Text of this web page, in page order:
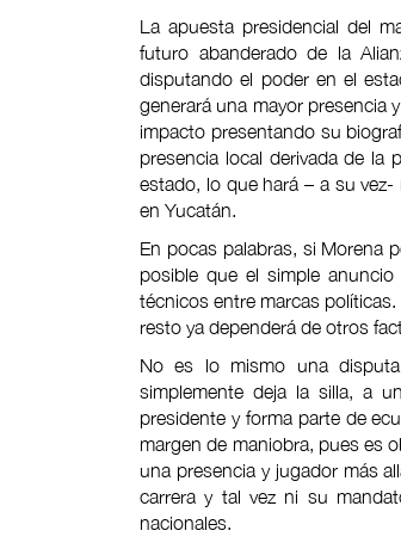
La apuesta presidencial del
futuro abanderado de la
disputando el poder en el
generará una mayor presencia
impacto presentando su
presencia local derivada de la
estado, lo que hará – a su
en Yucatán.
En pocas palabras, si Morena
posible que el simple
técnicos entre marcas
resto ya dependerá de otros
No es lo mismo una
simplemente deja la silla, a
presidente y forma parte de
margen de maniobra, pues es
una presencia y jugador más
carrera y tal vez ni su
nacionales.